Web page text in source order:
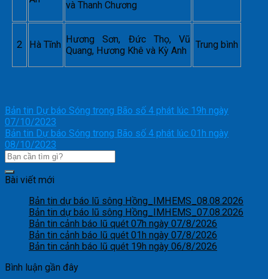
và Thanh Chương
2 Hà Tĩnh Hương Sơn, Đức Thọ, Vũ
Quang, Hương Khê và Kỳ Anh
Trung bình
Bản tin Dự báo Sóng trong Bão số 4 phát lúc 19h ngày
07/10/2023
Bản tin Dự báo Sóng trong Bão số 4 phát lúc 01h ngày
08/10/2023
Bài viết mới
Bản tin dự báo lũ sông Hồng_IMHEMS_08.08.2026
Bản tin dự báo lũ sông Hồng_IMHEMS_07.08.2026
Bản tin cảnh báo lũ quét 07h ngày 07/8/2026
Bản tin cảnh báo lũ quét 01h ngày 07/8/2026
Bản tin cảnh báo lũ quét 19h ngày 06/8/2026
Bình luận gần đây